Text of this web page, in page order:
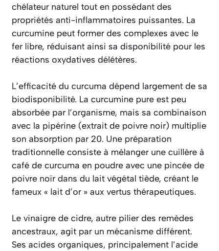
chélateur naturel tout en possédant des
propriétés anti-inflammatoires puissantes. La
curcumine peut former des complexes avec le
fer libre, réduisant ainsi sa disponibilité pour les
réactions oxydatives délétères.
L’efficacité du curcuma dépend largement de sa
biodisponibilité. La curcumine pure est peu
absorbée par l’organisme, mais sa combinaison
avec la pipérine (extrait de poivre noir) multiplie
son absorption par 20. Une préparation
traditionnelle consiste à mélanger une cuillère à
café de curcuma en poudre avec une pincée de
poivre noir dans du lait végétal tiède, créant le
fameux « lait d’or » aux vertus thérapeutiques.
Le vinaigre de cidre, autre pilier des remèdes
ancestraux, agit par un mécanisme différent.
Ses acides organiques, principalement l’acide